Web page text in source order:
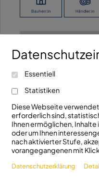
Bauherr:in Händler:in
Ravensburger Str. 29
D-89522 Heidenheim
Folgen Sie uns!
Essentiell
Statistiken
Diese Webseite
erforderlich sind,
Ihnen ermöglichen, Inhalte
oder um Ihnen
nach aktivierter Stufe,
vorangegangenen mit
Datenschutzerklärung